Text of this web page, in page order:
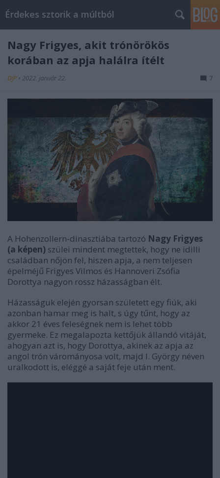
Érdekes sztorik a múltból
Nagy Frigyes, akit trónörökös
korában az apja halálra ítélt
DJP • 2022. január 22. 7
A Hohenzollern-dinasztiába tartozó Nagy Frigyes
(a képen) szülei mindent megtettek, hogy ne idilli
családban nőjön fel, hiszen apja, a nem teljesen
épelméjű Frigyes Vilmos és Hannoveri Zsófia
Dorottya nagyon rossz házasságban élt.
Házasságuk elején gyorsan született egy fiúk, aki
azonban hamar meg is halt, s úgy tűnt, hogy az
akkor 21 éves feleségnek nem is lehet több
gyermeke. Ez megalapozta kettőjük állandó vitáját,
ahogyan azt is, hogy Dorottya, akinek az apja az
angol trón várományosa volt, majd I. György néven
uralkodott is, eléggé a saját feje után ment.